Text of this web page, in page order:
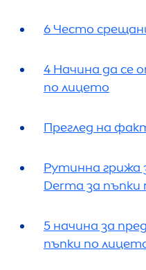
6 Често
4 Начина да се
по лицето
Преглед на
Рутинна грижа
Derma за
5 начина за
пъпки по